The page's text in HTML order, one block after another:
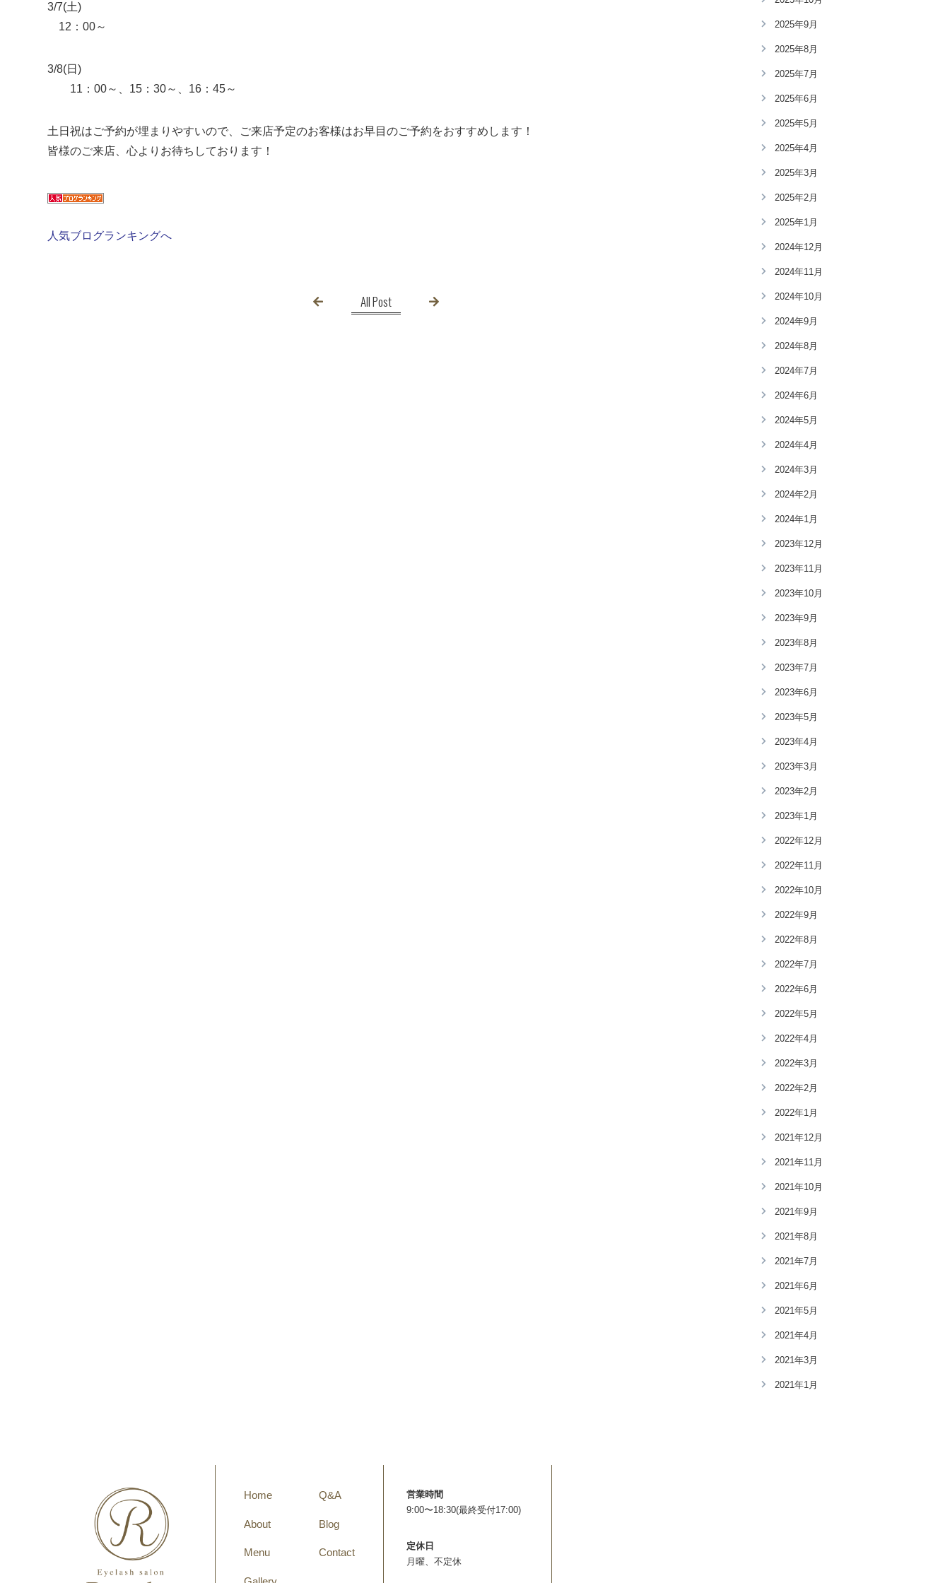
3/7(土)
12：00～
3/8(日)
11：00～、15：30～、16：45～
土日祝はご予約が埋まりやすいので、ご来店予定のお客様はお早目のご予約をおすすめします！
皆様のご来店、心よりお待ちしております！
人気ブログランキングへ
All Post
2025年9月
2025年8月
2025年7月
2025年6月
2025年5月
2025年4月
2025年3月
2025年2月
2025年1月
2024年12月
2024年11月
2024年10月
2024年9月
2024年8月
2024年7月
2024年6月
2024年5月
2024年4月
2024年3月
2024年2月
2024年1月
2023年12月
2023年11月
2023年10月
2023年9月
2023年8月
2023年7月
2023年6月
2023年5月
2023年4月
2023年3月
2023年2月
2023年1月
2022年12月
2022年11月
2022年10月
2022年9月
2022年8月
2022年7月
2022年6月
2022年5月
2022年4月
2022年3月
2022年2月
2022年1月
2021年12月
2021年11月
2021年10月
2021年9月
2021年8月
2021年7月
2021年6月
2021年5月
2021年4月
2021年3月
2021年1月
Home
About
Menu
Q&A
Blog
Contact
営業時間
9:00〜18:30(最終受付17:00)
定休日
月曜、不定休